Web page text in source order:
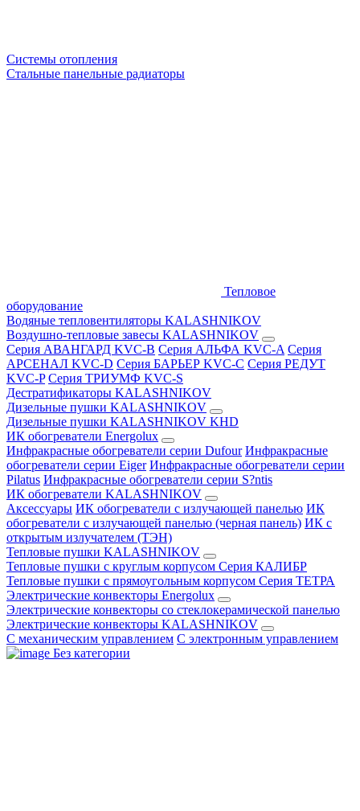
Системы отопления
Стальные панельные радиаторы
Тепловое
оборудование
Водяные тепловентиляторы KALASHNIKOV
Воздушно-тепловые завесы KALASHNIKOV
Серия АВАНГАРД KVC-B Серия АЛЬФА KVC-A Серия
АРСЕНАЛ KVC-D Серия БАРЬЕР KVC-C Серия РЕДУТ
KVC-P Серия ТРИУМФ KVC-S
Дестратификаторы KALASHNIKOV
Дизельные пушки KALASHNIKOV
Дизельные пушки KALASHNIKOV KHD
ИК обогреватели Energolux
Инфракрасные обогреватели серии Dufour Инфракрасные
обогреватели серии Eiger Инфракрасные обогреватели серии
Pilatus Инфракрасные обогреватели серии S?ntis
ИК обогреватели KALASHNIKOV
Аксессуары ИК обогреватели с излучающей панелью ИК
обогреватели с излучающей панелью (черная панель) ИК с
открытым излучателем (ТЭН)
Тепловые пушки KALASHNIKOV
Тепловые пушки с круглым корпусом Серия КАЛИБР
Тепловые пушки с прямоугольным корпусом Серия ТЕТРА
Электрические конвекторы Energolux
Электрические конвекторы со стеклокерамической панелью
Электрические конвекторы KALASHNIKOV
С механическим управлением С электронным управлением
Без категории